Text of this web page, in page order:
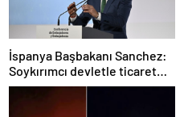
İspanya Başbakanı Sanchez:
Soykırımcı devletle ticaret
yapmayız